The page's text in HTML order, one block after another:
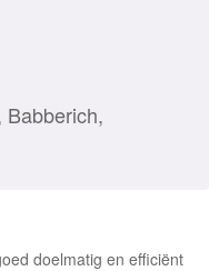
doelmatig en efficiënt